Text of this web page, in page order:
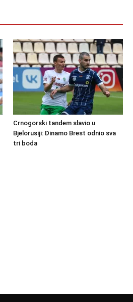
Crnogorski tandem slavio u
Bjelorusiji: Dinamo Brest odnio sva
tri boda